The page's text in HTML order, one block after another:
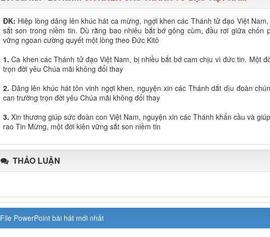
ĐK: Hiệp lòng dâng lên khúc hát ca mừng, ngợi khen các Thánh tử đạo Việt
sắt son trong niềm tin. Dù rằng bao nhiêu bắt bớ gông cùm, đầu rơi giữa chốn
vững ngoan cường quyết một lòng theo Đức Kitô
1.Ca khen các Thánh tử đạo Việt Nam, bị nhiều bắt bớ cam chịu vì đức tin. Một
trọn đời yêu Chúa mãi không đổi thay
2. Dâng lên khúc hát tôn vinh ngợi khen, nguyện xin các Thánh dắt dìu đoàn
can trường trọn đời yêu Chúa mãi không đổi thay
3. Xin thương giúp sức đoàn con Việt Nam, nguyện xin các Thánh khẩn cầu và
rao Tin Mừng, một đời kiên vững sắt son niềm tin
THẢO LUẬN
File PowerPoint bài hát mới nhất